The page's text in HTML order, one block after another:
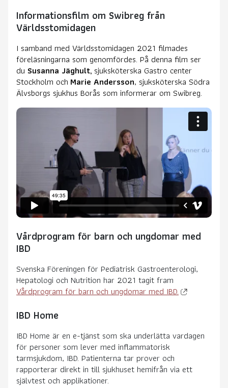
Informationsfilm om Swibreg från
Världsstomidagen
I samband med Världsstomidagen 2021 filmades
föreläsningarna som genomfördes. På denna film ser
du Susanna Jäghult, sjuksköterska Gastro center
Stockholm och Marie Andersson, sjuksköterska Södra
Älvsborgs sjukhus Borås som informerar om Swibreg.
Vårdprogram för barn och ungdomar med
IBD
Svenska Föreningen för Pediatrisk Gastroenterologi,
Hepatologi och Nutrition har 2021 tagit fram
Vårdprogram för barn och ungdomar med IBD.
IBD Home
IBD Home är en e-tjänst som ska underlätta vardagen
för personer som lever med inflammatorisk
tarmsjukdom, IBD. Patienterna tar prover och
rapporterar direkt in till sjukhuset hemifrån via ett
självtest och applikationer.